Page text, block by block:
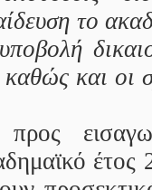
το
και οι
προς
έτος